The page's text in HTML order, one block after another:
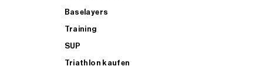
Baselayers
Training
SUP
Triathlon kaufen